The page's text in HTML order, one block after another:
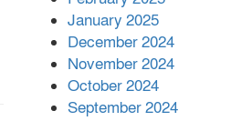
হবে
বান্দরবানে
মাঝে
জেরী
January 2025
December 2024
November 2024
October 2024
September 2024